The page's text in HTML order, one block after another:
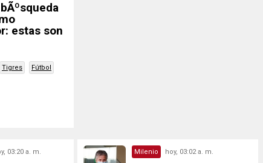
estas son
Tigres Fútbol
03:20 a. m. Milenio hoy, 03:02 a. m.